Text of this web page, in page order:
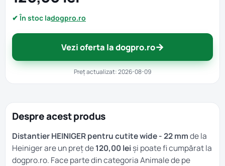
✔ În stoc ladogpro.ro
Vezi oferta la dogpro.ro→
Preț actualizat: 2026-08-09
Despre acest produs
Distantier HEINIGER pentru cutite wide - 22 mmde la
Heiniger are un preț de120,00 lei și poate fi cumpărat la
dogpro.ro. Face parte din categoriaAnimalede pe